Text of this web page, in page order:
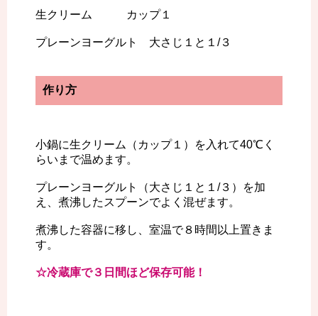
生クリーム カップ１
プレーンヨーグルト 大さじ１と１/３
作り方
小鍋に生クリーム（カップ１）を入れて40℃く
らいまで温めます。
プレーンヨーグルト（大さじ１と１/３）を加
え、煮沸したスプーンでよく混ぜます。
煮沸した容器に移し、室温で８時間以上置きま
す。
☆冷蔵庫で３日間ほど保存可能！